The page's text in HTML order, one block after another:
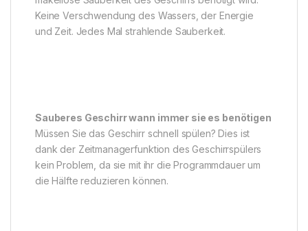
Keine Verschwendung des Wassers, der Energie
und Zeit. Jedes Mal strahlende Sauberkeit.
Sauberes Geschirr wann immer sie es benötigen
Müssen Sie das Geschirr schnell spülen? Dies ist
dank der Zeitmanagerfunktion des Geschirrspülers
kein Problem, da sie mit ihr die Programmdauer um
die Hälfte reduzieren können.